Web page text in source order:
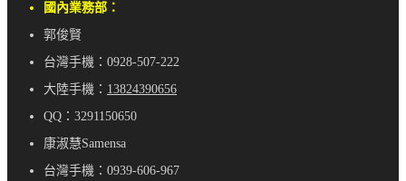
國內業務部：
郭俊賢
台灣手機：0928-507-222
大陸手機： 13824390656
QQ：3291150650
康淑慧Samensa
台灣手機：0939-606-967